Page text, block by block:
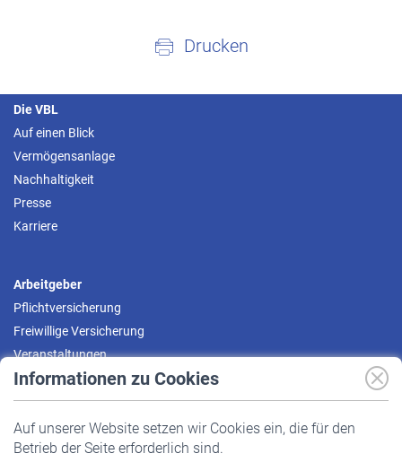
Informationen zu Cookies
Auf unserer Website setzen wir Cookies ein, die für den
Betrieb der Seite erforderlich sind.
Drucken
Die VBL
Auf einen Blick
Vermögensanlage
Nachhaltigkeit
Presse
Karriere
Arbeitgeber
Pflichtversicherung
Freiwillige Versicherung
Veranstaltungen
Pflichtversicherung